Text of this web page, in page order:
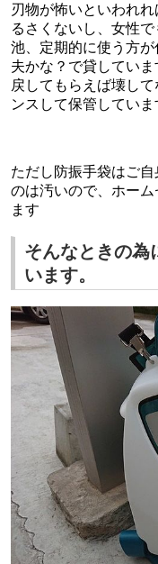
刃物が怖いといわれ
るさくないし、女性
池、定期的に使う方
夫かな？で貸していま
戻してもらえば壊し
ンスして保管していま
ただし防振手袋はご
のは汚いので、ホー
ます
そんなときの為
います。